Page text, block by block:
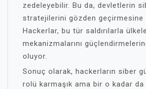
zedeleyebilir. Bu da, devletlerin
stratejilerini gözden geçirmesine
Hackerlar, bu tür saldırılarla
mekanizmalarını
oluyor.
Sonuç olarak, hackerların siber
rolü karmaşık ama bir o kadar da